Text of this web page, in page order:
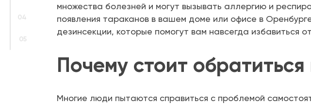
04
05
множества болезней и могут вызывать аллергию и
появления тараканов в вашем доме или офисе в
дезинсекции, которые помогут вам навсегда избавиться
Почему стоит
Многие люди пытаются справиться с проблемой